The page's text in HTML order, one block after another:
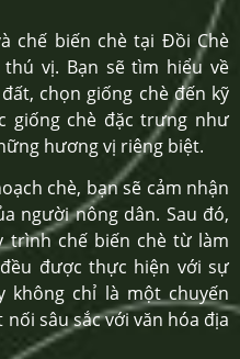
chế biến chè tại Đồi Chè
vị. Bạn sẽ tìm hiểu về
chọn giống chè đến kỹ
giống chè đặc trưng như
hương vị riêng biệt.
chè, bạn sẽ cảm nhận
người nông dân. Sau đó,
trình chế biến chè từ làm
được thực hiện với sự
chỉ là một chuyến
sâu sắc với văn hóa địa